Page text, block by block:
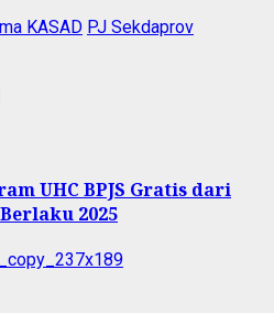
KASAD PJ Sekdaprov
UHC BPJS Gratis dari
2025